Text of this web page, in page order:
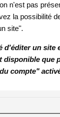
n'est pas
la possibilité
site".
d'éditer un site
disponible que
compte"